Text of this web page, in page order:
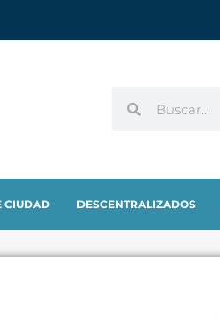
CIUDAD DESCENTRALIZADOS